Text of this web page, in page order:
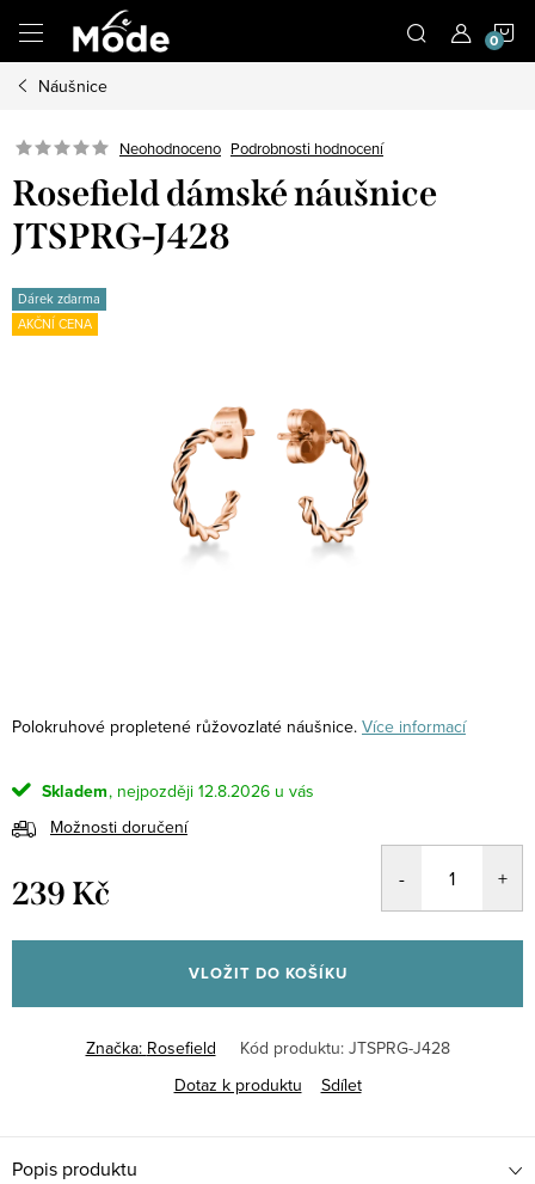
obsah
Náušnice
Neohodnoceno Podrobnosti hodnocení
Rosefield dámské náušnice
JTSPRG-J428
Dárek zdarma
AKČNÍ CENA
Polokruhové propletené růžovozlaté náušnice. Více informací
Skladem
12.8.2026
Možnosti doručení
239 Kč
cena:
VLOŽIT DO KOŠÍKU
Značka: Rosefield Kód produktu: JTSPRG-J428
Dotaz k produktu
Sdílet
Popis produktu